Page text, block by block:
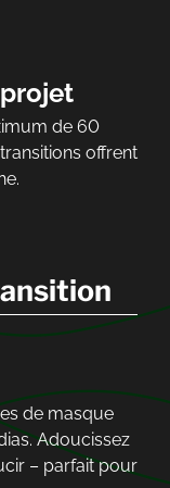
de 60
offrent
de masque
Adoucissez
– parfait pour